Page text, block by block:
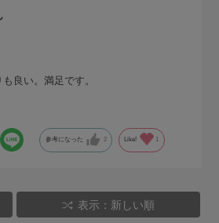
良い。満足です。
参考になった 2 Like! 1
表示：新しい順